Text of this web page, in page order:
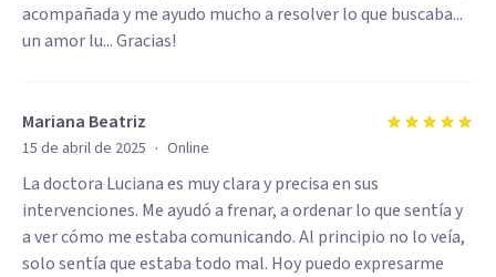
acompañada y me ayudo mucho a resolver lo que buscaba...
un amor lu... Gracias!
Mariana Beatriz
15 de abril de 2025 · Online
La doctora Luciana es muy clara y precisa en sus
intervenciones. Me ayudó a frenar, a ordenar lo que sentía y
a ver cómo me estaba comunicando. Al principio no lo veía,
solo sentía que estaba todo mal. Hoy puedo expresarme